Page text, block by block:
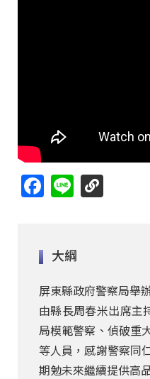
Facebook
Line
大綱
屏東縣政府警察局舉
由縣長周春米出席主
局模範警察、偵破重
等人員，感謝警察同
期勉未來繼續提供高